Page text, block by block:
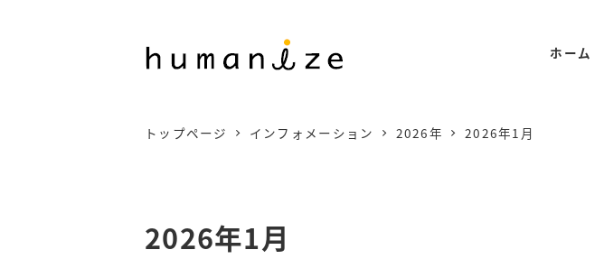
ホーム
トップページ インフォメーション 2026年 2026年1月
2026年1月